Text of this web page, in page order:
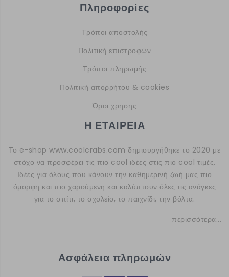
Πληροφορίες
Τρόποι αποστολής
Πολιτική επιστροφών
Τρόποι πληρωμής
Πολιτική απορρήτου & cookies
Όροι χρησης
Η ΕΤΑΙΡΕΙΑ
Το e-shop www.coolcrabs.com δημιουργήθηκε το 2020 με
στόχο να προσφέρει τις πιο cool ιδέες στις πιο cool τιμές.
Ιδέες για όλους που κάνουν την καθημερινή ζωή μας πιο
όμορφη και πιο χαρούμενη και καλύπτουν όλες τις ανάγκες
για το σπίτι, το σχολείο, το παιχνίδι, την βόλτα.
περισσότερα...
Ασφάλεια πληρωμών